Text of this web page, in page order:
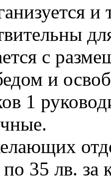
с
и
1
35 лв.